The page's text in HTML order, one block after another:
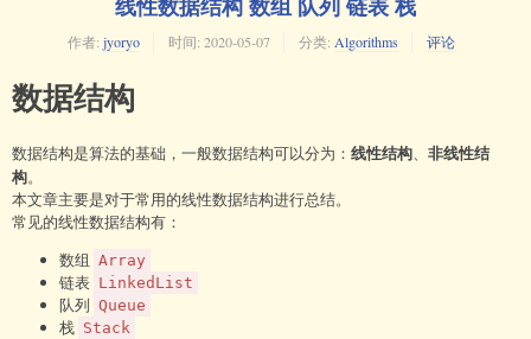
if(array[i] == array[n] || (Math.abs(n
- i) == Math.abs(array[n] - array[i]))) {
return
            }
        }
    }
// 打印
private void print ()
{
        counter ++;
for(int
            System.out.printf(
        }
        System.out.println();
作者: jyoryo 时间: 2020-05-07 分类: Algorithms 评论
数据结构
数据结构是算法的基础，一般数据结构可以分为： 线性结构、 非线性结
构。
本文章主要是对于常用的线性数据结构进行总结。
常见的线性数据结构有：
数组 Array
链表 LinkedList
队列 Queue
栈 Stack